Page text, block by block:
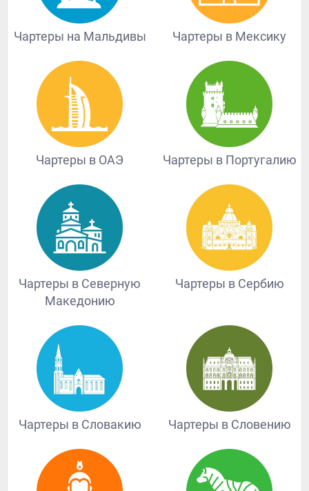
Чартеры на Мальдивы Чартеры в Мексику
Чартеры в ОАЭ Чартеры в Португалию
Чартеры в Северную
Македонию
Чартеры в Сербию
Чартеры в Словакию Чартеры в Словению